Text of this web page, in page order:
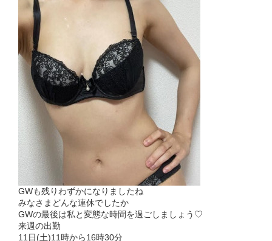
GWも残りわずかになりましたね
みなさまどんな連休でしたか
GWの最後は私と変態な時間を過ごしましょう♡
来週の出勤
11日(土)11時から16時30分